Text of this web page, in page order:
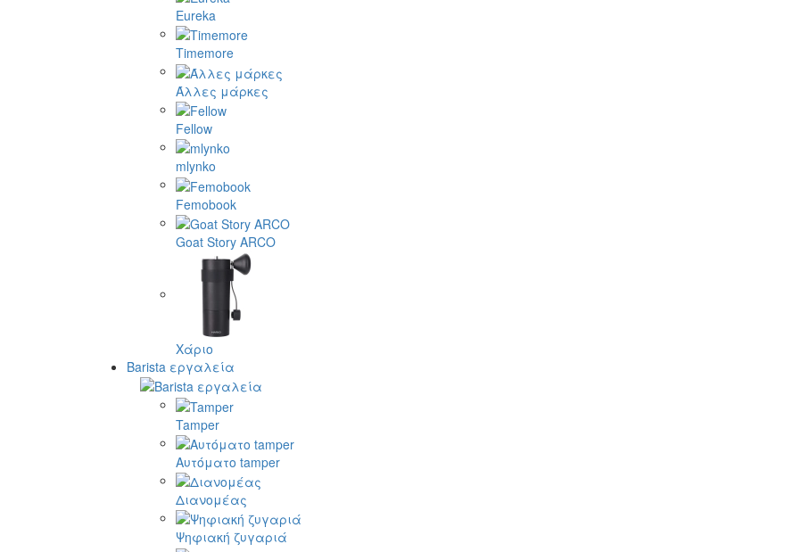
Eureka
Timemore
Άλλες μάρκες
Fellow
mlynko
Femobook
Goat Story ARCO
Χάριο
Barista εργαλεία
Tamper
Αυτόματο tamper
Διανομέας
Ψηφιακή ζυγαριά